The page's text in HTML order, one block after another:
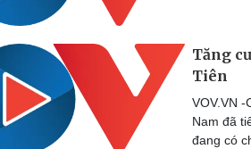
Tăng
Tiên
VOV.VN
Nam đã
đang có